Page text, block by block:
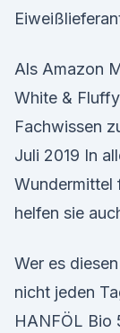
Als Amazon
White &
Fachwissen
Juli 2019 In
Wundermittel
helfen sie
Wer es
nicht jeden
HANFÖL Bio